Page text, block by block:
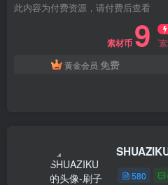
此内容为付费资源，请付费后查看
素材币 9
黄金会员 免费
580